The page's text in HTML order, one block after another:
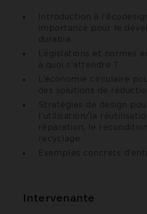
Introduction à
importance pour le
durable
Législations et normes
à quoi s’attendre ?
L’économie circulaire
des solutions de
Stratégies de design
l’utilisation/la
réparation, le
recyclage
Exemples concrets